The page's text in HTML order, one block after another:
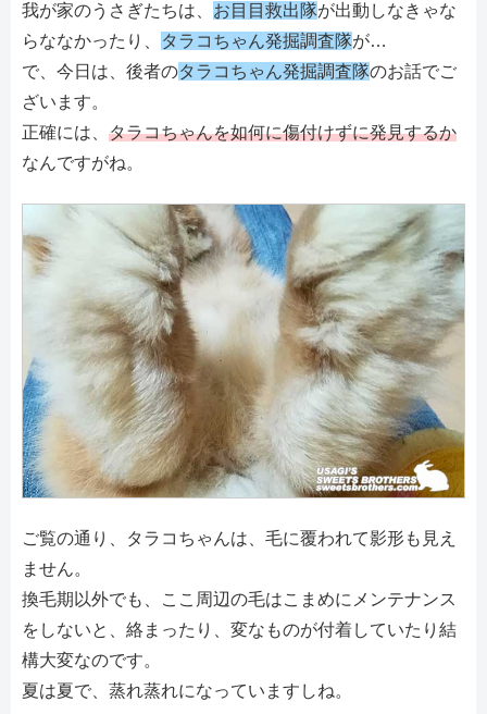
我が家のうさぎたちは、 お目目救出隊が出動しなきゃな
らななかったり、
タラコちゃん発掘調査隊が…
で、今日は、後者のタラコちゃん発掘調査隊のお話でご
ざいます。
正確には、 タラコちゃんを如何に傷付けずに発見するか
なんですがね。
ご覧の通り、タラコちゃんは、毛に覆われて影形も見え
ません。
換毛期以外でも、ここ周辺の毛はこまめにメンテナンス
をしないと、絡まったり、変なものが付着していたり結
構大変なのです。
夏は夏で、蒸れ蒸れになっていますしね。